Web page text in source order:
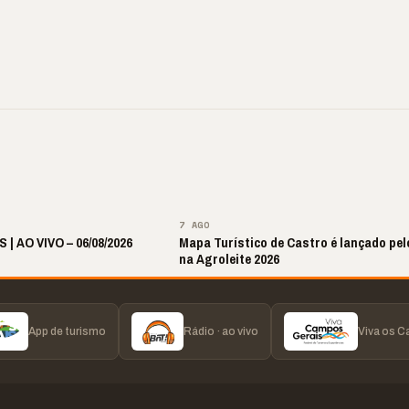
| AO VIVO – 06/08/2026
7 AGO
Mapa Turístico de Castro é lançado
na Agroleite 2026
App de turismo Rádio · ao vivo Viva os